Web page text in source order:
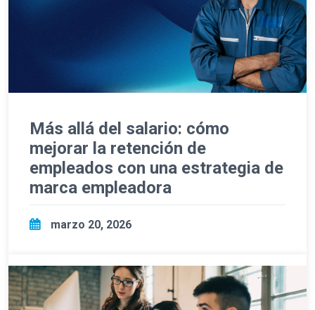
Más allá del salario: cómo
mejorar la retención de
empleados con una estrategia de
marca empleadora
marzo 20, 2026